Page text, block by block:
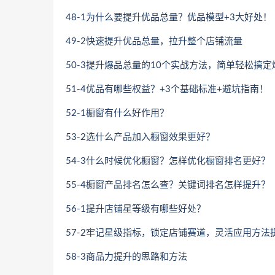
48-1为什么要提升优品总量？优品模型+3大好处！
49-2快速提升优品总量，拉升整个店铺流量
50-3提升爆品总量的10个实战方法，简单轻松搞定
51-4优品有哪些权益？+3个基础标准+避坑指南！
52-1橱窗有什么好作用？
53-2选什么产品加入橱窗效果更好？
54-3什么时候优化橱窗？怎样优化橱窗排名更好？
55-4橱窗产品排名怎么查？关键词排名怎样提升？
56-1提升店铺星等级有哪些好处？
57-2牢记星级指标，锁定店铺赛道，灵活应用方法
58-3商品力提升的思路和方法